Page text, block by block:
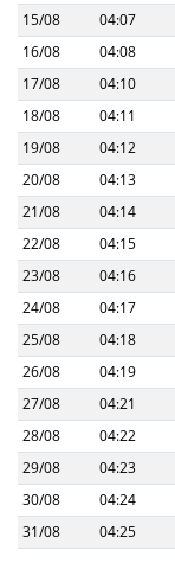
15/08
04:07
16/08
04:08
17/08
04:10
18/08
04:11
19/08
04:12
20/08
04:13
21/08
04:14
22/08
04:15
23/08
04:16
24/08
04:17
25/08
04:18
26/08
04:19
27/08
04:21
28/08
04:22
29/08
04:23
30/08
04:24
31/08
04:25